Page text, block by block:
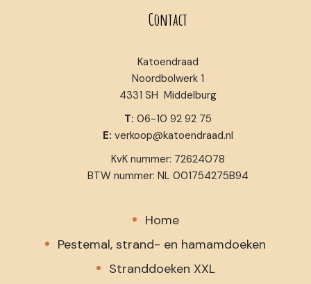
Contact
Katoendraad
Noordbolwerk 1
4331 SH Middelburg
T: 06-10 92 92 75
E: verkoop@katoendraad.nl
KvK nummer: 72624078
BTW nummer: NL 001754275B94
Home
Pestemal, strand- en hamamdoeken
Stranddoeken XXL